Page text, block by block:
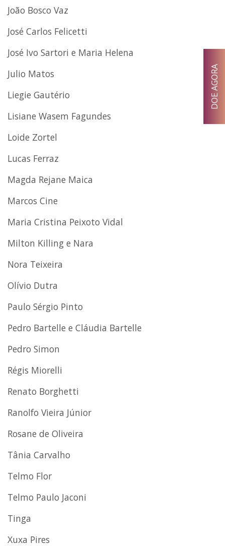
João Bosco Vaz
José Carlos Felicetti
José Ivo Sartori e Maria Helena
Julio Matos
Liegie Gautério
Lisiane Wasem Fagundes
Loide Zortel
Lucas Ferraz
Magda Rejane Maica
Marcos Cine
Maria Cristina Peixoto Vidal
Milton Killing e Nara
Nora Teixeira
Olívio Dutra
Paulo Sérgio Pinto
Pedro Bartelle e Cláudia Bartelle
Pedro Simon
Régis Miorelli
Renato Borghetti
Ranolfo Vieira Júnior
Rosane de Oliveira
Tânia Carvalho
Telmo Flor
Telmo Paulo Jaconi
Tinga
Xuxa Pires
DOE AGORA